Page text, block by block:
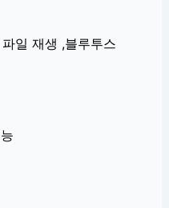
일 재생 ,블루투스